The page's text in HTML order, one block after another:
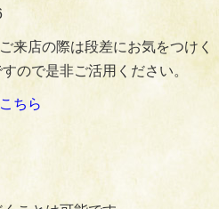
来店の際は段差にお気をつけく
ので是非ご活用ください。
ちら